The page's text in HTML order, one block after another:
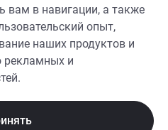
вам в навигации, а также
опыт,
наших продуктов и
рекламных и